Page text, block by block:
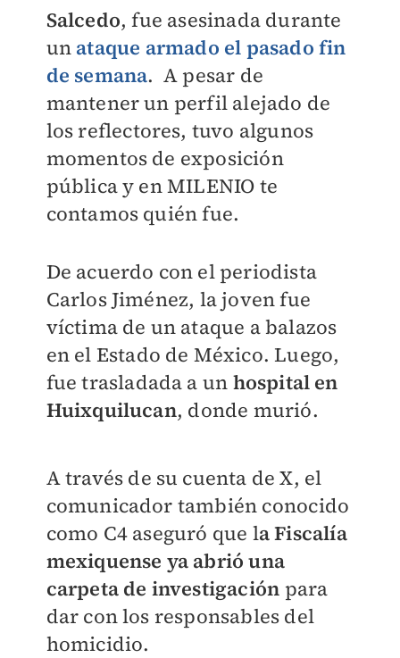
Salcedo, fue asesinada durante
un ataque armado el pasado fin
de semana. A pesar de
mantener un perfil alejado de
los reflectores, tuvo algunos
momentos de exposición
pública y en MILENIO te
contamos quién fue.
De acuerdo con el periodista
Carlos Jiménez, la joven fue
víctima de un ataque a balazos
en el Estado de México. Luego,
fue trasladada a un hospital en
Huixquilucan, donde murió.
A través de su cuenta de X, el
comunicador también conocido
como C4 aseguró que la Fiscalía
mexiquense ya abrió una
carpeta de investigación para
dar con los responsables del
homicidio.